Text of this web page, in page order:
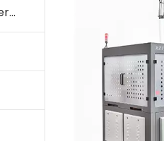
Doppelwandige Pappbechermaschine